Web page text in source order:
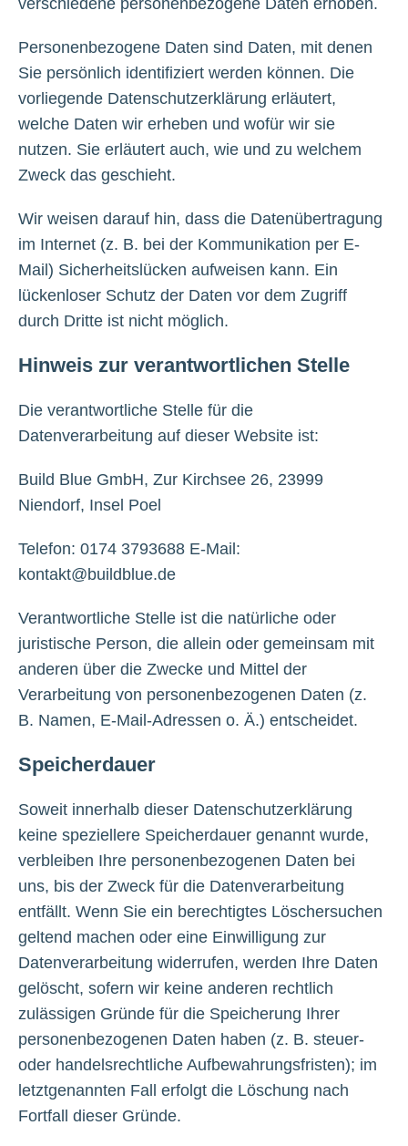
verschiedene personenbezogene Daten erhoben.
Personenbezogene Daten sind Daten, mit denen
Sie persönlich identifiziert werden können. Die
vorliegende Datenschutzerklärung erläutert,
welche Daten wir erheben und wofür wir sie
nutzen. Sie erläutert auch, wie und zu welchem
Zweck das geschieht.
Wir weisen darauf hin, dass die Datenübertragung
im Internet (z. B. bei der Kommunikation per E-
Mail) Sicherheitslücken aufweisen kann. Ein
lückenloser Schutz der Daten vor dem Zugriff
durch Dritte ist nicht möglich.
Hinweis zur verantwortlichen Stelle
Die verantwortliche Stelle für die
Datenverarbeitung auf dieser Website ist:
Build Blue GmbH, Zur Kirchsee 26, 23999
Niendorf, Insel Poel
Telefon: 0174 3793688 E-Mail:
kontakt@buildblue.de
Verantwortliche Stelle ist die natürliche oder
juristische Person, die allein oder gemeinsam mit
anderen über die Zwecke und Mittel der
Verarbeitung von personenbezogenen Daten (z.
B. Namen, E-Mail-Adressen o. Ä.) entscheidet.
Speicherdauer
Soweit innerhalb dieser Datenschutzerklärung
keine speziellere Speicherdauer genannt wurde,
verbleiben Ihre personenbezogenen Daten bei
uns, bis der Zweck für die Datenverarbeitung
entfällt. Wenn Sie ein berechtigtes Löschersuchen
geltend machen oder eine Einwilligung zur
Datenverarbeitung widerrufen, werden Ihre Daten
gelöscht, sofern wir keine anderen rechtlich
zulässigen Gründe für die Speicherung Ihrer
personenbezogenen Daten haben (z. B. steuer-
oder handelsrechtliche Aufbewahrungsfristen); im
letztgenannten Fall erfolgt die Löschung nach
Fortfall dieser Gründe.